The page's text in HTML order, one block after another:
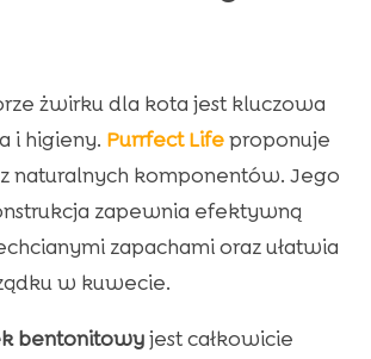
żwirku dla kota jest kluczowa
i higieny. Purrfect Lifeproponuje
naturalnych komponentów. Jego
zapewnia efektywną
zapachami oraz ułatwia
w kuwecie.
bentonitowyjest całkowicie